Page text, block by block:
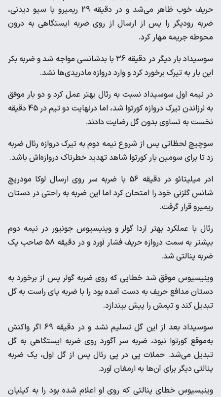
حریف خوب ظاهر می‌شد و در دقیقه 29 ریمیرو با سیو دیدنی،
ضربه رودیگر را پس از ارسال از روی ضربه ایستگاهی به درون
محوطه جریمه مهار کرد.
سوسیداد بار دیگر در دقیقه 36 با بدشانسی مواجه شد و ضربه بکر
این بار به تیرک برخورد کرد و وارد دروازه مادریدی‌ها نشد.
در نیمه اول سوسیداد نسبت به رئال بهتر عمل کرد و دو بار موفق
به لرزاندن تیرک دروازه کورتوا شد، اما درنهایت دو تیم در 45 دقیقه
نخست به تساوی بدون گل رضایت دادند.
سوچیچ لحظاتی پس از شروع نیمه دوم به تیرک دروازه رئال ضربه
زد تا برای سومین بار کورتوا شاهد تهدید خطرناک دروازه‌اش باشد.
ادر میلیتائو در دقیقه 56 با ضربه سر روی ارسال لوکا مودریچ
شانس گلزنی خود را امتحان کرد اما این ضربه به راحتی در دستان
ریمیرو قرار گرفت.
رئال با عملکرد بهتر آردا گولر و وینیسیوس جونیور در نیمه دوم
بیشتر به سمت دروازه حریف فشار آورد و در دقیقه 58 صاحب یک
ضربه پنالتی شد.
وینیسیوس موفق شد خطایی که روی ضربه گولر پس از برخورد به
دستان مدافع حریف به دست آمده بود را با ضربه پای راست به گل
تبدیل کند و تیمش را پیش بیندازد.
سوسیداد بعد از این گل تسلیم نشد و در دقیقه 69 اگر واکنش
به‌موقع کورتوا نبود، ضربه سر آگورد روی ضربه ایستگاهی به گل
تبدیل می‌شد. حملات پی در پی رئال پس از گل اول، یک ضربه
پنالتی دیگر برای آن‌ها به ارمغان آورد.
وینیسیوس خطای پنالتی که روی او اعلام شده بود را به کیلیان